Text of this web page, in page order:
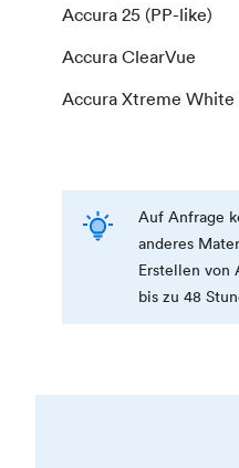
Accura 25 (PP-like)
Accura ClearVue
Accura Xtreme White
Auf Anfrage
anderes
Erstellen von
bis zu 48